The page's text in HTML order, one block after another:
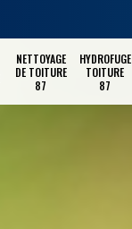
NETTOYAGE
DE TOITURE
87
HYDROFUGE
TOITURE
87